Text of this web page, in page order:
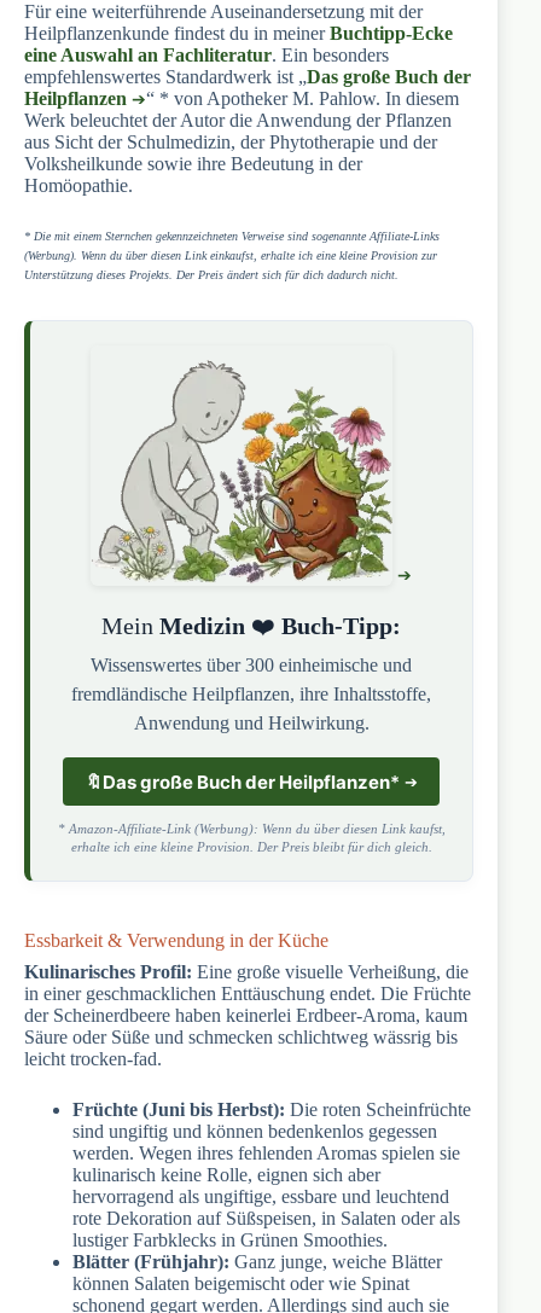
Für eine weiterführende Auseinandersetzung mit der
Heilpflanzenkunde findest du in meinerBuchtipp-Ecke
eine Auswahl an Fachliteratur. Ein besonders
empfehlenswertes Standardwerk ist „Das große Buch der
Heilpflanzen
“ * von Apotheker M. Pahlow. In diesem
Werk beleuchtet der Autor die Anwendung der Pflanzen
aus Sicht der Schulmedizin, der Phytotherapie und der
Volksheilkunde sowie ihre Bedeutung in der
Homöopathie.
* Die mit einem Sternchen gekennzeichneten Verweise sind sogenannte Affiliate-Links
(Werbung). Wenn du über diesen Link einkaufst, erhalte ich eine kleine Provision zur
Unterstützung dieses Projekts. Der Preis ändert sich für dich dadurch nicht.
MeinMedizin ❤️Buch-Tipp:
Wissenswertes über 300 einheimische und
fremdländische Heilpflanzen, ihre Inhaltsstoffe,
Anwendung und Heilwirkung.
🔖 Das große Buch der Heilpflanzen*
* Amazon-Affiliate-Link (Werbung): Wenn du über diesen Link kaufst,
erhalte ich eine kleine Provision. Der Preis bleibt für dich gleich.
Essbarkeit & Verwendung in der Küche
Kulinarisches Profil: Eine große visuelle Verheißung, die
in einer geschmacklichen Enttäuschung endet. Die Früchte
der Scheinerdbeere haben keinerlei Erdbeer-Aroma, kaum
Säure oder Süße und schmecken schlichtweg wässrig bis
leicht trocken-fad.
Früchte (Juni bis Herbst): Die roten Scheinfrüchte
sind ungiftig und können bedenkenlos gegessen
werden. Wegen ihres fehlenden Aromas spielen sie
kulinarisch keine Rolle, eignen sich aber
hervorragend als ungiftige, essbare und leuchtend
rote Dekoration auf Süßspeisen, in Salaten oder als
lustiger Farbklecks in Grünen Smoothies.
Blätter (Frühjahr): Ganz junge, weiche Blätter
können Salaten beigemischt oder wie Spinat
schonend gegart werden. Allerdings sind auch sie